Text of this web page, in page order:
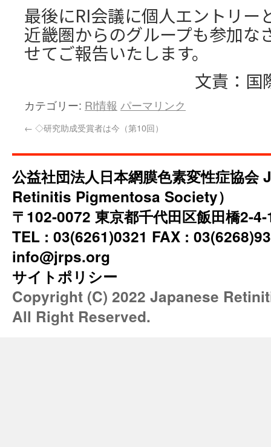
最後にRI会議に個人エントリー
近畿圏からのグループも参加な
せてご報告いたします。
文責：
カテゴリー: RI情報 パーマリンク
← ◇研究助成受賞者は今（第10回）
公益社団法人日本網膜色素変性症協会
Retinitis Pigmentosa Society）
〒102-0072 東京都千代田区飯田橋2-
TEL : 03(6261)0321 FAX :
info@jrps.org
サイトポリシー
Copyright (C) 2022 Japanese
All Right Reserved.